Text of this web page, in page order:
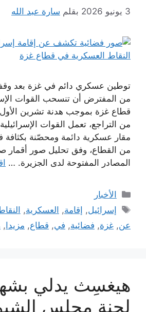
3 يونيو 2026 بقلم سارة عبد الله
توطين عسكري دائم في غزة بعد وقف
من المفترض أن تنسحب القوات
قطاع غزة بموجب هدنة تشرين الأول/
من التراجع، تعمل القوات
مقار عسكرية دائمة ومحصّنة بكثافة
من القطاع، وفق تحليل صور أقمار
المصادر المفتوحة لدى الجزيرة. …
التصنيفات
الأخبار
الوسوم
إسرائيل, إقامة, العسكرية,
عن, غزة, فضائية, في, قطاع, مزيدا,
هيغسِث يدلي
لجنة مجلس